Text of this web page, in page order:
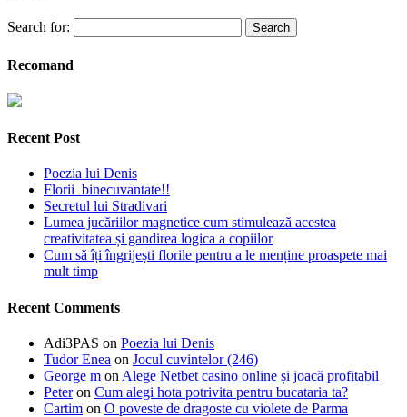
Search for:
Recomand
Recent Post
Poezia lui Denis
Florii binecuvantate!!
Secretul lui Stradivari
Lumea jucăriilor magnetice cum stimulează acestea
creativitatea și gandirea logica a copiilor
Cum să îți îngrijești florile pentru a le menține proaspete mai
mult timp
Recent Comments
Adi3PAS on Poezia lui Denis
Tudor Enea on Jocul cuvintelor (246)
George m on Alege Netbet casino online și joacă profitabil
Peteron Cum alegi hota potrivita pentru bucataria ta?
Cartim on O poveste de dragoste cu violete de Parma